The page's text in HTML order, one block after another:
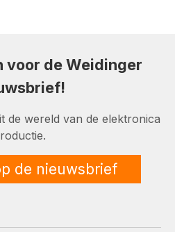
voor de Weidinger
de wereld van de elektronica
de nieuwsbrief